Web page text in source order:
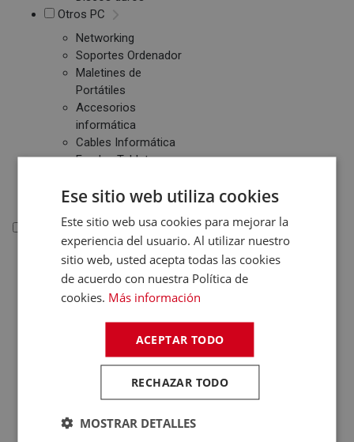
Otros PC
Networking
Soportes Ordenador
Maletines de
Portátiles
Accesorios
informática
Cables Informática
Fundas Tablets
Baterías
Electrónica
Electrónica
Accesorios Electrónica
Domótica
Consolas
Patinetes Eléctricos
Cámaras Reflex
Ese sitio web utiliza cookies
Este sitio web usa cookies para mejorar la
experiencia del usuario. Al utilizar nuestro
sitio web, usted acepta todas las cookies
de acuerdo con nuestra Política de
cookies. Más información
ACEPTAR TODO
RECHAZAR TODO
MOSTRAR DETALLES